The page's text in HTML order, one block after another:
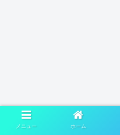
メニュー ホーム